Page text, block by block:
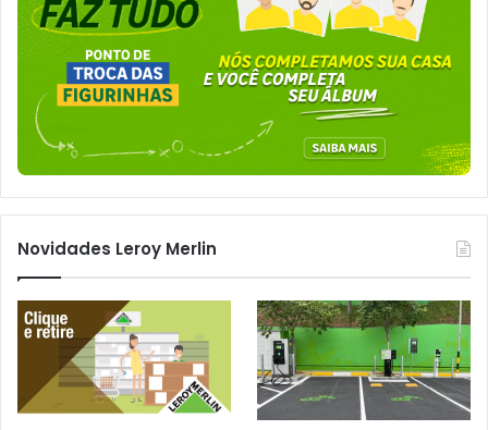
Novidades Leroy Merlin